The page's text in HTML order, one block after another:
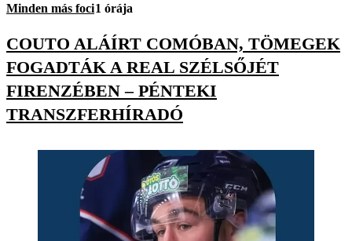
Minden más foci1 órája
COUTO ALÁÍRT COMÓBAN, TÖMEGEK
FOGADTÁK A REAL SZÉLSŐJÉT
FIRENZÉBEN – PÉNTEKI
TRANSZFERHÍRADÓ